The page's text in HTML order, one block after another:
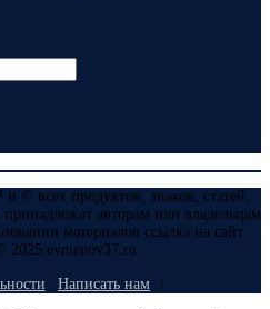
всех продуктов, знаков, статей,
авторам или владельцам
материалов ссылка на сайт
2025 evmenov37.ru
Написать нам